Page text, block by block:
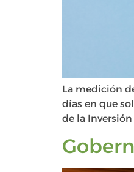
La medición
días en que
de la